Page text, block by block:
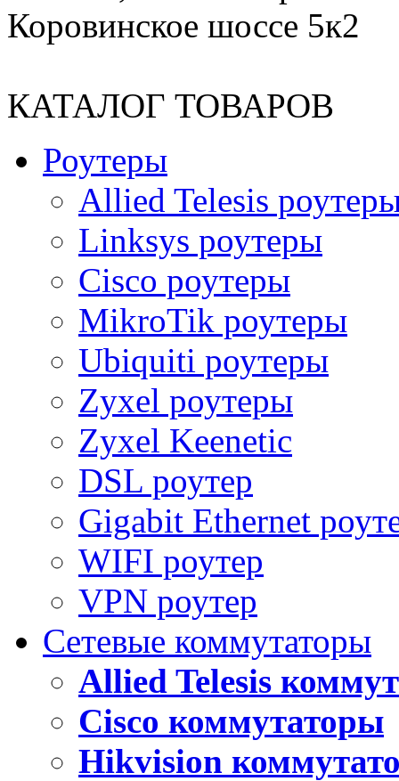
Коровинское шоссе 5к2
КАТАЛОГ ТОВАРОВ
Роутеры
Allied Telesis
Linksys роутеры
Cisco роутеры
MikroTik роутеры
Ubiquiti роутеры
Zyxel роутеры
Zyxel Keenetic
DSL роутер
Gigabit Ethernet
WIFI роутер
VPN роутер
Сетевые коммутаторы
Allied Telesis
Cisco коммутаторы
Hikvision